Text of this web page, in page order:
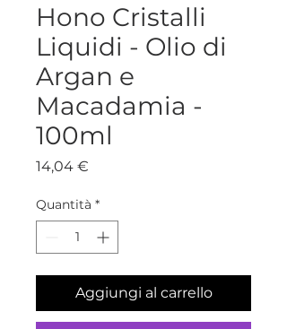
Hono Cristalli
Liquidi - Olio di
Argan e
Macadamia -
100ml
14,04 €
Quantità *
Aggiungi al carrello